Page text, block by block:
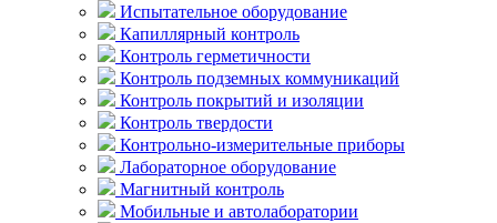
Испытательное оборудование
Капиллярный контроль
Контроль герметичности
Контроль подземных коммуникаций
Контроль покрытий и изоляции
Контроль твердости
Контрольно-измерительные приборы
Лабораторное оборудование
Магнитный контроль
Мобильные и автолаборатории